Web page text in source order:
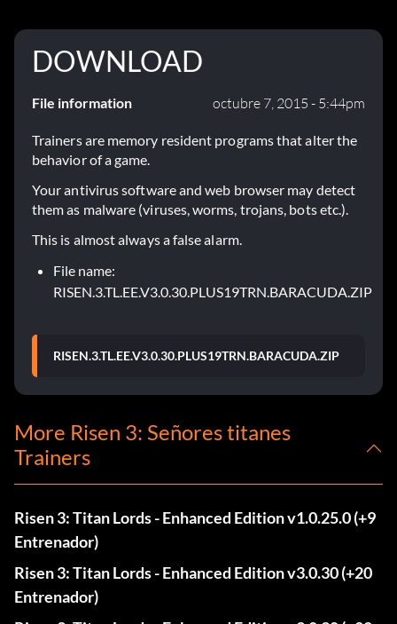
DOWNLOAD
File information octubre 7, 2015 - 5:44pm
Trainers are memory resident programs that alter the
behavior of a game.
Your antivirus software and web browser may detect
them as malware (viruses, worms, trojans, bots etc.).
This is almost always a false alarm.
File name:
RISEN.3.TL.EE.V3.0.30.PLUS19TRN.BARACUDA.ZIP
RISEN.3.TL.EE.V3.0.30.PLUS19TRN.BARACUDA.ZIP
More Risen 3: Señores titanes
Trainers
Risen 3: Titan Lords - Enhanced Edition v1.0.25.0 (+9
Entrenador)
Risen 3: Titan Lords - Enhanced Edition v3.0.30 (+20
Entrenador)